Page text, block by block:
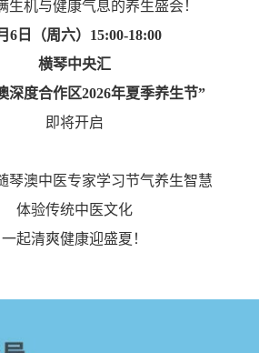
生机与健康气息的养生盛会！
6日（周六）15:00-18:00
横琴中央汇
深度合作区2026年夏季养生节”
即将开启
琴澳中医专家学习节气养生智慧
体验传统中医文化
一起清爽健康迎盛夏！